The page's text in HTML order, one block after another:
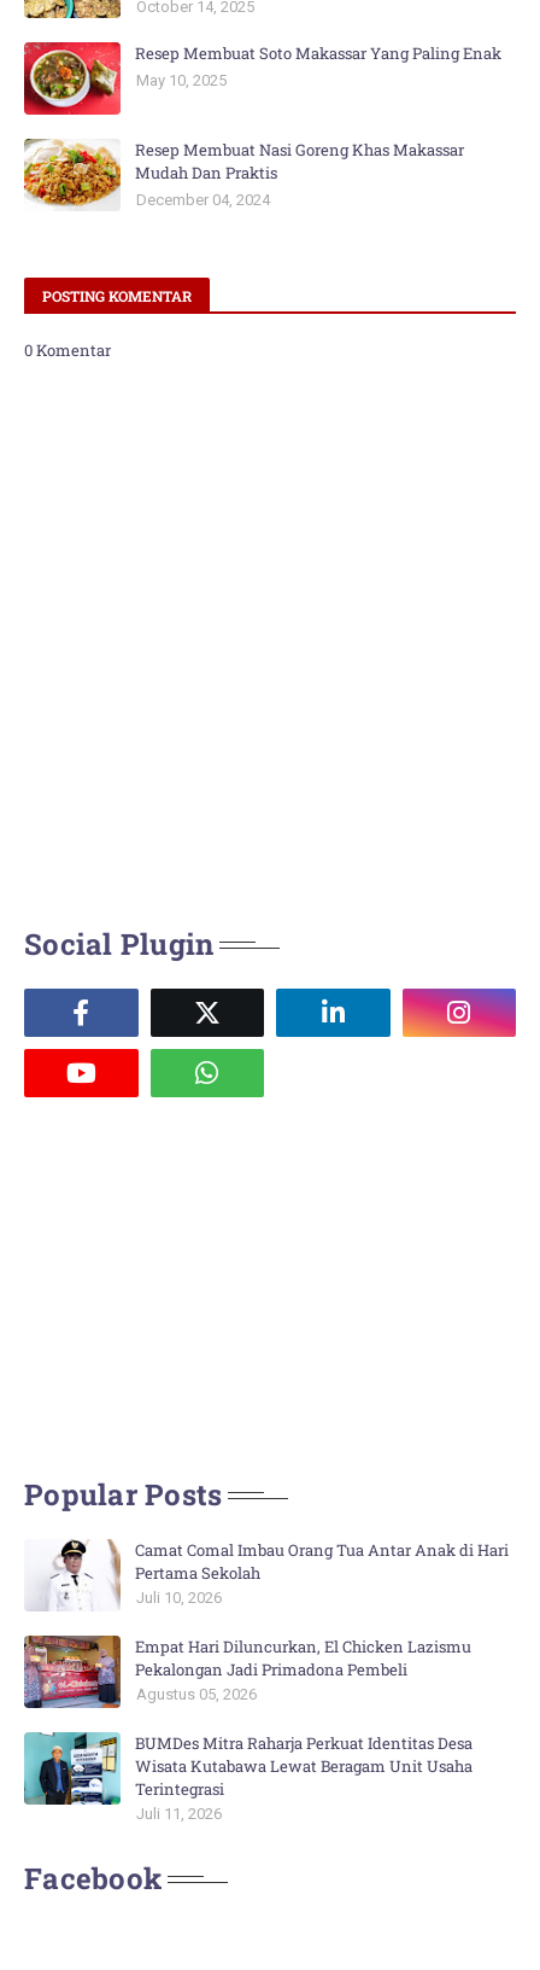
October 14, 2025
Resep Membuat Soto Makassar Yang Paling Enak
May 10, 2025
Resep Membuat Nasi Goreng Khas Makassar
Mudah Dan Praktis
December 04, 2024
POSTING KOMENTAR
0 Komentar
Social Plugin
Popular Posts
Camat Comal Imbau Orang Tua Antar Anak di Hari
Pertama Sekolah
Juli 10, 2026
Empat Hari Diluncurkan, El Chicken Lazismu
Pekalongan Jadi Primadona Pembeli
Agustus 05, 2026
BUMDes Mitra Raharja Perkuat Identitas Desa
Wisata Kutabawa Lewat Beragam Unit Usaha
Terintegrasi
Juli 11, 2026
Facebook